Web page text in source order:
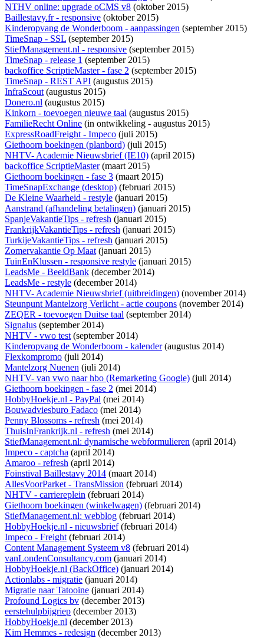
NTHV online: upgrade oCMS v8 (oktober 2015)
Baillestavy.fr - responsive (oktober 2015)
Kinderopvang de Wonderboom - aanpassingen (september 2015)
TimeSnap - SSL (september 2015)
StiefManagement.nl - responsive (september 2015)
TimeSnap - release 1 (september 2015)
backoffice ScriptieMaster - fase 2 (september 2015)
TimeSnap - REST API (augustus 2015)
InfraScout(augustus 2015)
Donero.nl (augustus 2015)
Kinkorn - toevoegen nieuwe taal (augustus 2015)
FamilieRecht Online (in ontwikkeling - augustus 2015)
ExpressRoadFreight - Impeco (juli 2015)
Giethoorn boekingen (planbord) (juli 2015)
NHTV- Academie Nieuwsbrief (IE10) (april 2015)
backoffice ScriptieMaster(maart 2015)
Giethoorn boekingen - fase 3 (maart 2015)
TimeSnapExchange (desktop) (februari 2015)
De Kleine Waarheid - restyle (januari 2015)
Aanstrand (afhandeling betalingen) (januari 2015)
SpanjeVakantieTips - refresh (januari 2015)
FrankrijkVakantieTips - refresh (januari 2015)
TurkijeVakantieTips - refresh (januari 2015)
Zomervakantie Op Maat(januari 2015)
TuinEnKlussen - responsive restyle (januari 2015)
LeadsMe - BeeldBank (december 2014)
LeadsMe - restyle (december 2014)
NHTV- Academie Nieuwsbrief (uitbreidingen) (november 2014)
Steunpunt Mantelzorg Verlicht - actie coupons (november 2014)
ZEQER - toevoegen Duitse taal (september 2014)
Signalus (september 2014)
NHTV - vwo test(september 2014)
Kinderopvang de Wonderboom - kalender(augustus 2014)
Flexkompromo (juli 2014)
Mantelzorg Nuenen (juli 2014)
NHTV- van vwo naar hbo (Remarketing Google) (juli 2014)
Giethoorn boekingen - fase 2 (mei 2014)
HobbyHoekje.nl - PayPal (mei 2014)
Bouwadviesburo Fadaco (mei 2014)
Penny Blossoms - refresh (mei 2014)
ThuisInFrankrijk.nl - refresh (mei 2014)
StiefManagement.nl: dynamische webformulieren (april 2014)
Impeco - captcha (april 2014)
Amaroo - refresh (april 2014)
Foinstival Baillestavy 2014 (maart 2014)
AllesVoorParket - TransMission (februari 2014)
NHTV - carriereplein (februari 2014)
Giethoorn boekingen (winkelwagen) (februari 2014)
StiefManagement.nl: webblog (februari 2014)
HobbyHoekje.nl - nieuwsbrief(februari 2014)
Impeco - Freight(februari 2014)
Content Management Systeem v8 (februari 2014)
vanLondenConsultancy.com (januari 2014)
HobbyHoekje.nl (BackOffice) (januari 2014)
Actionlabs - migratie (januari 2014)
Migratie naar Tatooine (januari 2014)
Profound Logics bv (december 2013)
eerstehulpbijgriep (december 2013)
HobbyHoekje.nl (december 2013)
Kim Hemmes - redesign (december 2013)